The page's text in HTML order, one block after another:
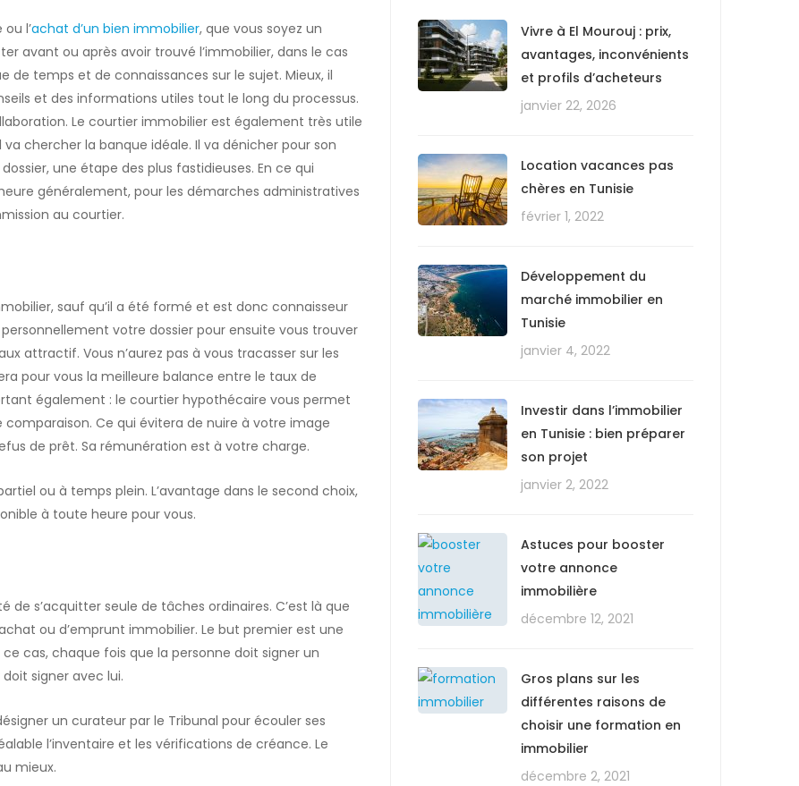
l’achat d’un bien immobilier, que vous soyez un
avant ou après avoir trouvé l’immobilier, dans le cas
de temps et de connaissances sur le sujet. Mieux, il
et des informations utiles tout le long du processus.
Le courtier immobilier est également très utile
chercher la banque idéale. Il va dénicher pour son
une étape des plus fastidieuses. En ce qui
généralement, pour les démarches administratives
au courtier.
sauf qu’il a été formé et est donc connaisseur
votre dossier pour ensuite vous trouver
attractif. Vous n’aurez pas à vous tracasser sur les
pour vous la meilleure balance entre le taux de
également : le courtier hypothécaire vous permet
Ce qui évitera de nuire à votre image
de prêt. Sa rémunération est à votre charge.
ou à temps plein. L’avantage dans le second choix,
à toute heure pour vous.
de s’acquitter seule de tâches ordinaires. C’est là que
ou d’emprunt immobilier. Le but premier est une
cas, chaque fois que la personne doit signer un
signer avec lui.
un curateur par le Tribunal pour écouler ses
l’inventaire et les vérifications de créance. Le
mieux.
Vivre à El Mourouj : prix,
avantages, inconvénients
et profils d’acheteurs
janvier 22, 2026
Location vacances pas
chères en Tunisie
février 1, 2022
Développement du
marché immobilier en
Tunisie
janvier 4, 2022
Investir dans l’immobilier
en Tunisie : bien préparer
son projet
janvier 2, 2022
Astuces pour booster
votre annonce
immobilière
décembre 12, 2021
Gros plans sur les
différentes raisons de
choisir une formation en
immobilier
décembre 2, 2021